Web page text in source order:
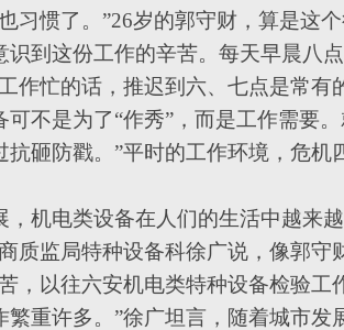
习惯了。”26岁的郭守财，算是这
识到这份工作的辛苦。每天早晨八
作忙的话，推迟到六、七点是常
可不是为了“作秀”，而是工作需要
抗砸防戳。”平时的工作环境，危
，机电类设备在人们的生活中越来
质监局特种设备科徐广说，像郭
，以往六安机电类特种设备检验
繁重许多。”徐广坦言，随着城市